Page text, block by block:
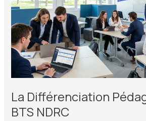
les
formations
Bac+3
La Différenciation
BTS NDRC